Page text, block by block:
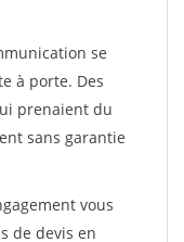
se
à porte. Des
prenaient du
sans garantie
vous
de devis en